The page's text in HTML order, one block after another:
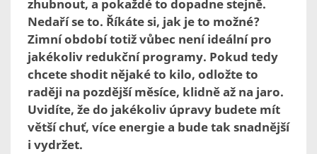
zhubnout, a pokaždé to dopadne stejně.
Nedaří se to. Říkáte si, jak je to možné?
Zimní období totiž vůbec není ideální pro
jakékoliv redukční programy. Pokud tedy
chcete shodit nějaké to kilo, odložte to
raději na pozdější měsíce, klidně až na jaro.
Uvidíte, že do jakékoliv úpravy budete mít
větší chuť, více energie a bude tak snadnější
i vydržet.